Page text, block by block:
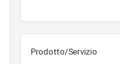
Prodotto/Servizio